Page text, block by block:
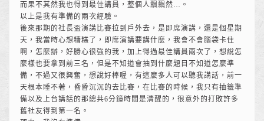
而果不其然我也得到最佳講員，整個人飄飄然…。
以上是我有準備的兩次經驗。
後來那期的社長盃演講比賽拉到戶外去，是即席演講，還是個星期
天，我當時心想糟糕了，即席演講要講什麼，我會不會腦袋卡住
啊，怎麼辦，好勝心很強的我，加上得過最佳講員兩次了，想說怎
麼樣也要拿到前三名，但是不知道會抽到什麼題目不知道怎麼準
備，不過又很興奮，想說好棒喔，有這麼多人可以聽我講話，前一
天根本睡不著，昏昏沉沉的去比賽，在比賽的時候，我只有抽籤準
備以及上台講話的那總共6分鐘時間是清醒的，很意外的打敗許多
舊社友得到第一名。